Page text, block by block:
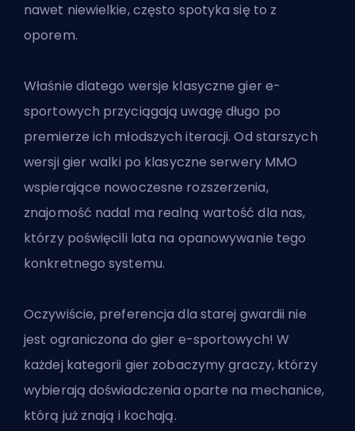
nawet niewielkie, często spotyka się to z
oporem.
Właśnie dlatego wersje klasyczne gier e-
sportowych przyciągają uwagę długo po
premierze ich młodszych iteracji. Od starszych
wersji gier walki po klasyczne serwery MMO
wspierające nowoczesne rozszerzenia,
znajomość nadal ma realną wartość dla nas,
którzy poświęcili lata na opanowywanie tego
konkretnego systemu.
Oczywiście, preferencja dla starej gwardii nie
jest ograniczona do gier e-sportowych! W
każdej kategorii gier zobaczymy graczy, którzy
wybierają doświadczenia oparte na mechanice,
którą już znają i kochają.